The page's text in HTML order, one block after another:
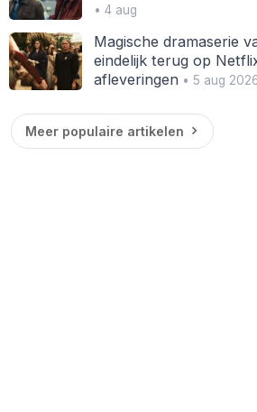
• 4 aug
Magische dramaserie
eindelijk terug op
afleveringen• 5 aug
Meer populaire artikelen